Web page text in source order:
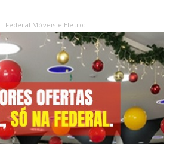
- Federal Móveis e Eletro: -